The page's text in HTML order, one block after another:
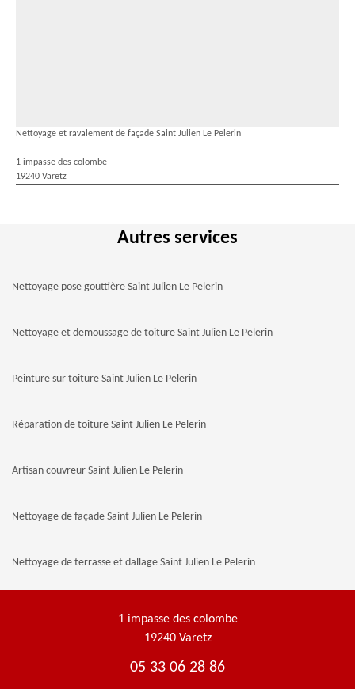
Nettoyage et ravalement de façade Saint Julien Le Pelerin
1 impasse des colombe
19240 Varetz
Autres services
Nettoyage pose gouttière Saint Julien Le Pelerin
Nettoyage et demoussage de toiture Saint Julien Le Pelerin
Peinture sur toiture Saint Julien Le Pelerin
Réparation de toiture Saint Julien Le Pelerin
Artisan couvreur Saint Julien Le Pelerin
Nettoyage de façade Saint Julien Le Pelerin
Nettoyage de terrasse et dallage Saint Julien Le Pelerin
1 impasse des colombe
19240 Varetz
05 33 06 28 86